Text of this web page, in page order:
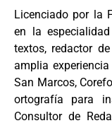
Licenciado por la
en la
textos, redactor
amplia
San Marcos,
ortografía para
Consultor de